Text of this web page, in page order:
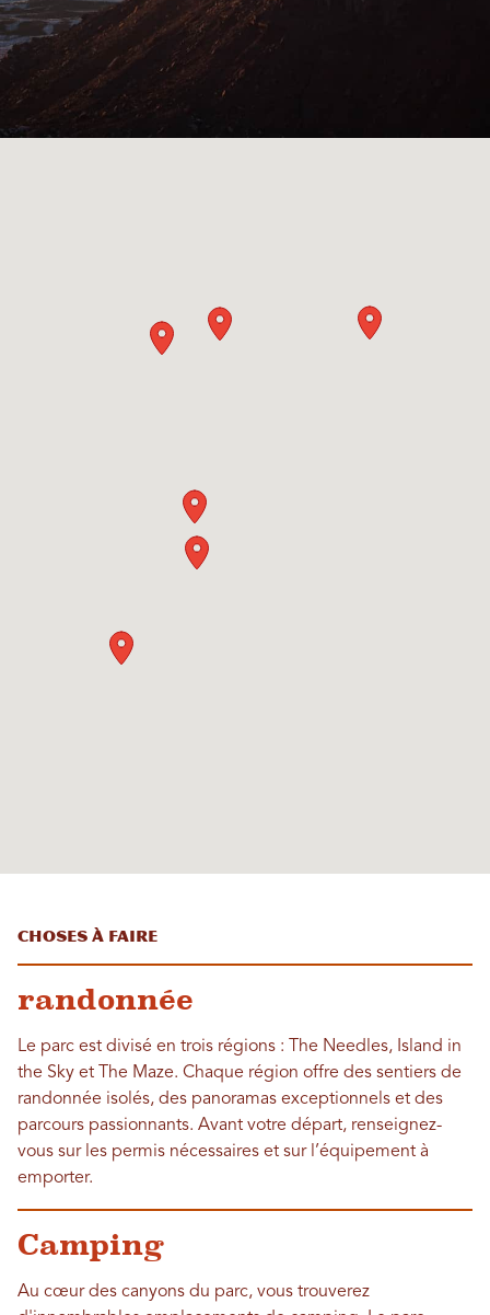
Choses à faire
randonnée
Le parc est divisé en trois régions : The Needles, Island in
the Sky et The Maze. Chaque région offre des sentiers de
randonnée isolés, des panoramas exceptionnels et des
parcours passionnants. Avant votre départ, renseignez-
vous sur les permis nécessaires et sur l’équipement à
emporter.
Camping
Au cœur des canyons du parc, vous trouverez